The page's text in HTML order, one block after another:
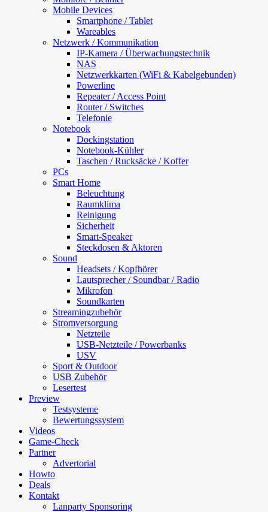
Mobile Devices
Smartphone / Tablet
Wareables
Netzwerk / Kommunikation
IP-Kamera / Überwachungstechnik
NAS
Netzwerkkarten (WiFi & Kabelgebunden)
Powerline
Repeater / Access Point
Router / Switches
Telefonie
Notebook
Dockingstation
Notebook-Kühler
Taschen / Rucksäcke / Koffer
PCs
Smart Home
Beleuchtung
Raumklima
Reinigung
Sicherheit
Smart-Speaker
Steckdosen & Aktoren
Sound
Headsets / Kopfhörer
Lautsprecher / Soundbar / Radio
Mikrofon
Soundkarten
Streamingzubehör
Stromversorgung
Netzteile
USB-Netzteile / Powerbanks
USV
Sport & Outdoor
USB Zubehör
Lesertest
Preview
Testsysteme
Bewertungssystem
Videos
Game-Check
Partner
Advertorial
Howto
Deals
Kontakt
Lanparty Sponsoring